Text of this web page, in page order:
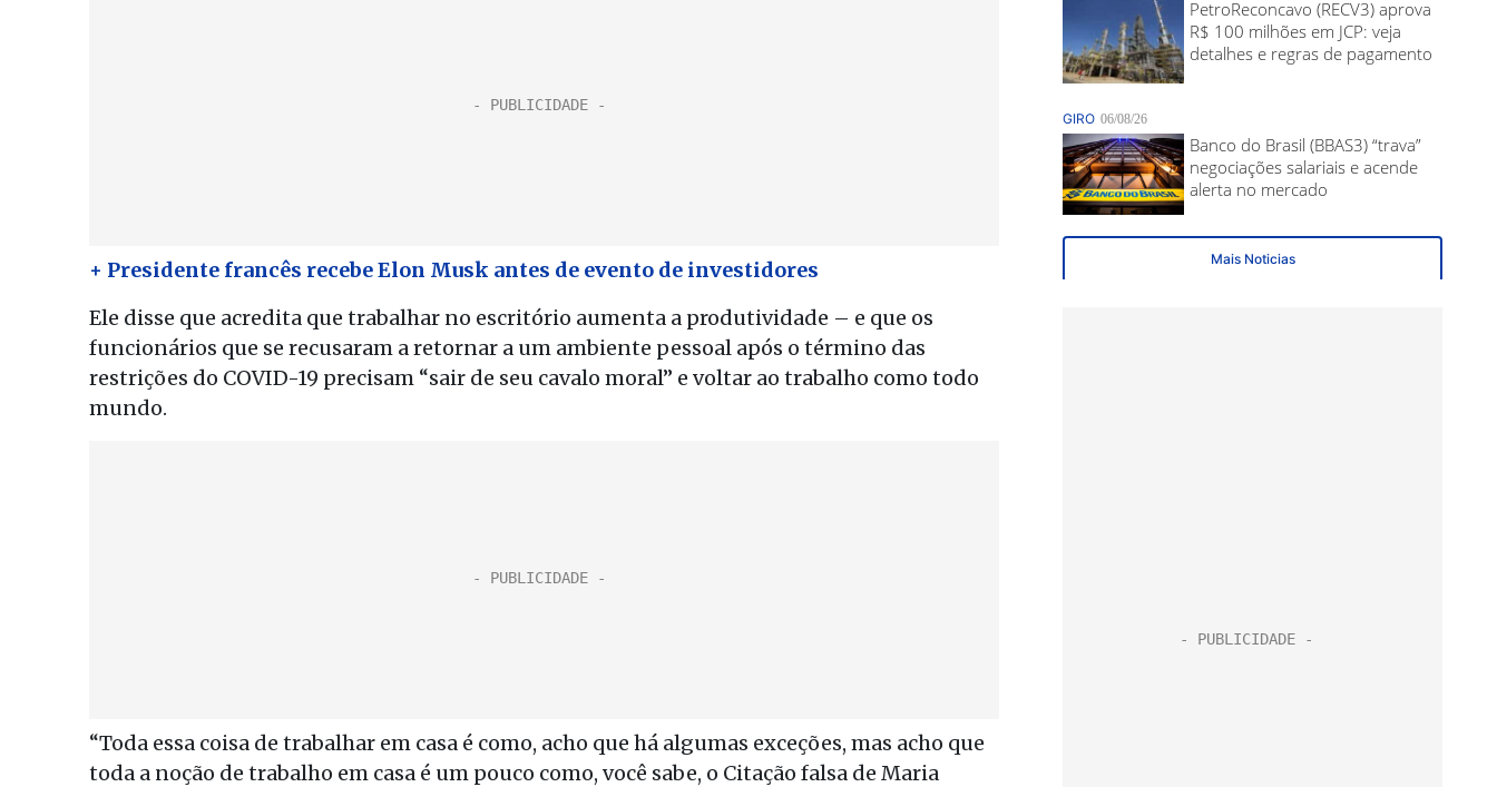
+ Presidente francês recebe Elon Musk antes de evento de investidores
Ele disse que acredita que trabalhar no escritório aumenta a produtividade – e que os
funcionários que se recusaram a retornar a um ambiente pessoal após o término das
restrições do COVID-19 precisam “sair de seu cavalo moral” e voltar ao trabalho como todo
mundo.
“Toda essa coisa de trabalhar em casa é como, acho que há algumas exceções, mas acho que
toda a noção de trabalho em casa é um pouco como, você sabe, o Citação falsa de Maria